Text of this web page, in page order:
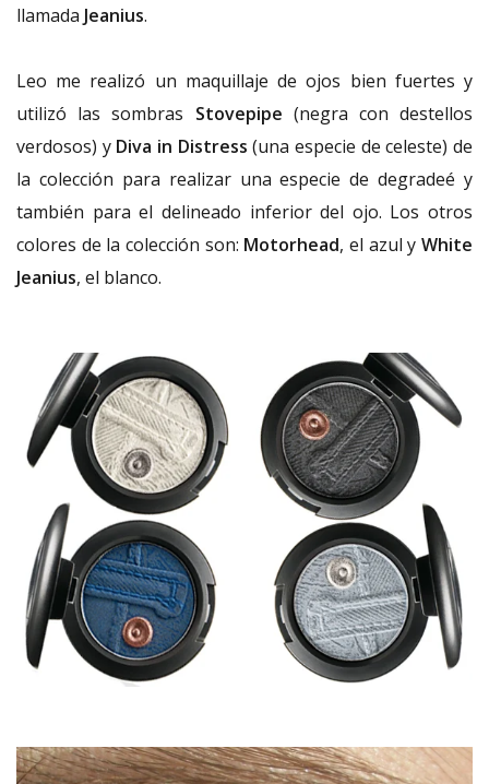
llamada Jeanius.
Leo me realizó un maquillaje de ojos bien fuertes y
utilizó las sombras Stovepipe (negra con destellos
verdosos) y Diva in Distress (una especie de celeste) de
la colección para realizar una especie de degradeé y
también para el delineado inferior del ojo. Los otros
colores de la colección son: Motorhead, el azul yWhite
Jeanius, el blanco.